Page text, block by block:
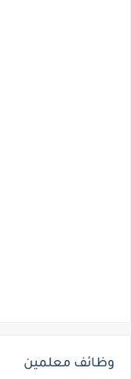
وظائف معلمين